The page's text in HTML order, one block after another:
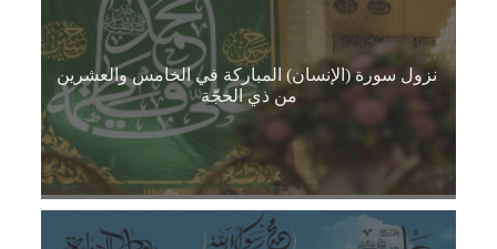
نزول سورة (الإنسان) المباركة في الخامس والعشرين
من ذي الحجّة